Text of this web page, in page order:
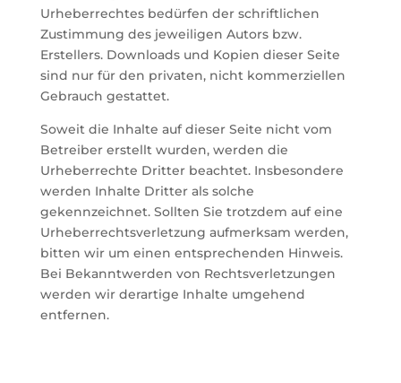
Urheberrechtes bedürfen der schriftlichen
Zustimmung des jeweiligen Autors bzw.
Erstellers. Downloads und Kopien dieser Seite
sind nur für den privaten, nicht kommerziellen
Gebrauch gestattet.
Soweit die Inhalte auf dieser Seite nicht vom
Betreiber erstellt wurden, werden die
Urheberrechte Dritter beachtet. Insbesondere
werden Inhalte Dritter als solche
gekennzeichnet. Sollten Sie trotzdem auf eine
Urheberrechtsverletzung aufmerksam werden,
bitten wir um einen entsprechenden Hinweis.
Bei Bekanntwerden von Rechtsverletzungen
werden wir derartige Inhalte umgehend
entfernen.